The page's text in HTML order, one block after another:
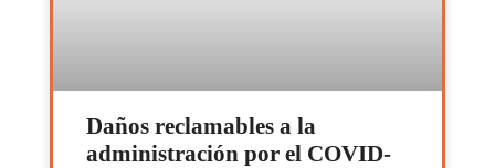
Daños reclamables a la
administración por el COVID-